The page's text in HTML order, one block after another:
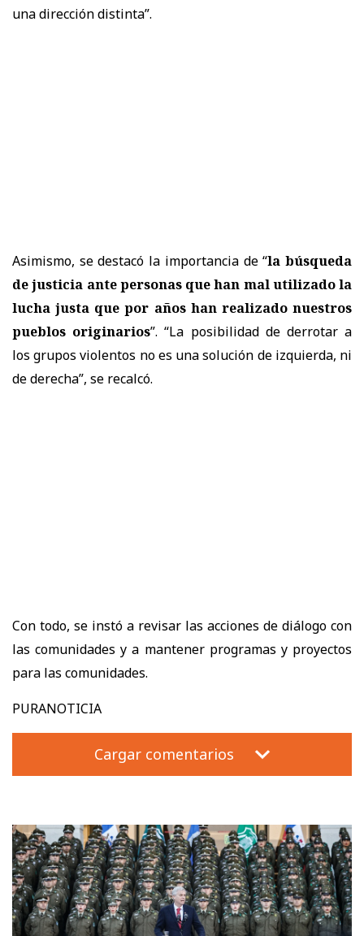
una dirección distinta”.
Asimismo, se destacó la importancia de “la búsqueda
de justicia ante personas que han mal utilizado la
lucha justa que por años han realizado nuestros
pueblos originarios”. “La posibilidad de derrotar a
los grupos violentos no es una solución de izquierda, ni
de derecha”, se recalcó.
Con todo, se instó a revisar las acciones de diálogo con
las comunidades y a mantener programas y proyectos
para las comunidades.
PURANOTICIA
Cargar comentarios